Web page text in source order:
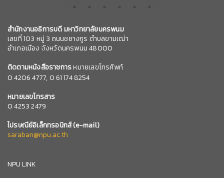
สำนักงานอธิการบดี มหาวิทยาลัยนครพนม
เลขที่ 103 หมู่ 3 ถนนชยางกูร ตำบลขามเฒ่า
อำเภอเมือง จังหวัดนครพนม 48000
ติดตามหนังสือราชการหมายเลขโทรศัพท์
04206 4777, 0 61 174 8254
หมายเลขโทรสาร
0 4253 2479
ไปรษณีย์อิเล็กทรอนิกส์(e-mail)
saraban@npu.ac.th
NPU LINK